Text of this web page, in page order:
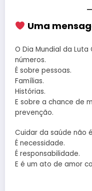
Uma
O Dia Mundial da
números.
É sobre pessoas.
Famílias.
Histórias.
E sobre a chance de
prevenção.
Cuidar da saúde não
É necessidade.
É responsabilidade.
E é um ato de amor